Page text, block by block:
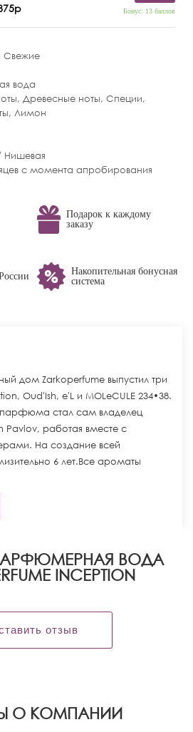
Бонус: 13 баллов
Свежие
вода
,Древесные ноты,Специи,
,Лимон
Нишевая
с момента апробирования
Подарок к каждому
заказу
Накопительная бонусная
система
дом Zarkoperfume выпустил три
Oud'Ish, e'L и MOLeCULE 234•38.
стал сам владелец
Pavlov, работая вместе с
На создание всей
6 лет.Все ароматы
ВОДА
INCEPTION
отзыв
О КОМПАНИИ